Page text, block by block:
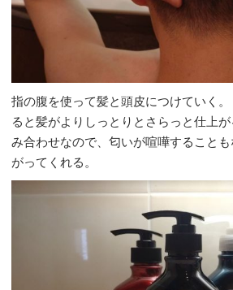
指の腹を使って髪と頭皮につけていく
ると髪がよりしっとりとさらっと仕上
み合わせなので、匂いが喧嘩すること
がってくれる。